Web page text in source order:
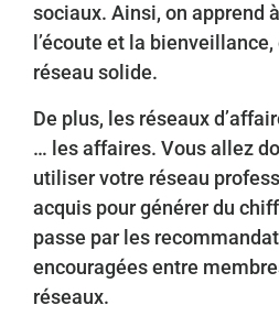
sociaux. Ainsi, on apprend
l’écoute et la
réseau solide.
De plus, les réseaux
… les affaires. Vous allez
utiliser votre réseau
acquis pour générer du
passe par les
encouragées entre
réseaux.